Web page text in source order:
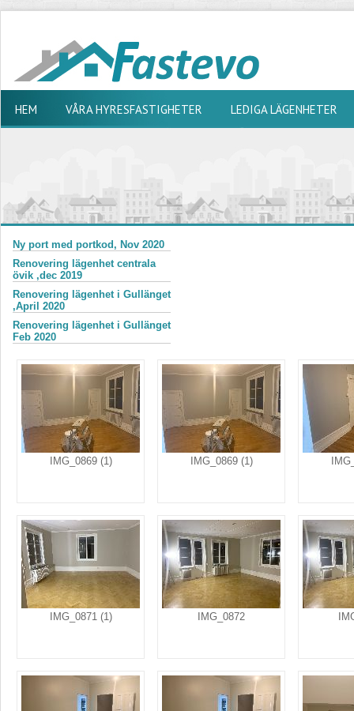
HEM VÅRA HYRESFASTIGHETER LEDIGA LÄGENHETER
Ny port med portkod, Nov 2020
Renovering lägenhet centrala
övik ,dec 2019
Renovering lägenhet i Gullänget
,April 2020
Renovering lägenhet i Gullänget
Feb 2020
IMG_0869 (1) IMG_0869 (1)
IMG_0871 (1) IMG_0872